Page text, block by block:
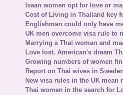
Isaan women opt for love or
Cost of Living in Thailand key
Englishman could only have
UK men overcome visa rule to
Marrying a Thai woman and
Love lost. American's dream
Growing numbers of women
Report on Thai wives in
New visa rules in the UK
Thai women in the search for